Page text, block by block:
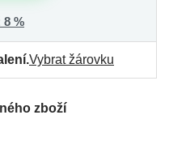
8 %
Vybrat žárovku
zboží